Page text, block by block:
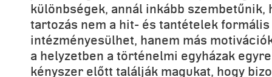
különbségek, annál inkább szembetűnik,
tartozás nem a hit- és tantételek
intézményesülhet, hanem más
a helyzetben a történelmi egyházak
kényszer előtt találják magukat, hogy